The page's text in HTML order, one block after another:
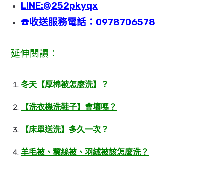
LINE:@252pkyqx
☎️收送服務電話：0978706578
延伸閱讀：
冬天【厚棉被怎麼洗】？
【洗衣機洗鞋子】會壞嗎？
【床單送洗】多久一次？
羊毛被、蠶絲被、羽絨被該怎麼洗？